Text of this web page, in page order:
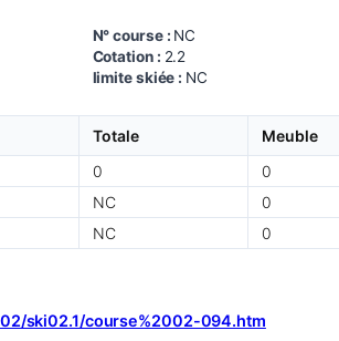
N° course : NC
Cotation : 2.2
limite skiée : NC
Totale Meuble
0 0
NC 0
NC 0
ski02.1/course%2002-094.htm